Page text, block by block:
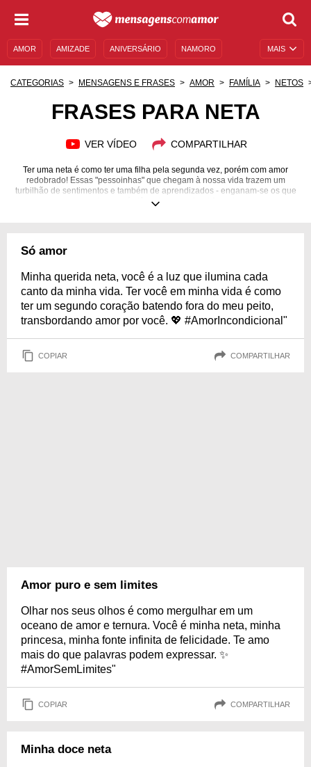
MAIS
AMOR AMIZADE ANIVERSÁRIO NAMORO
CATEGORIAS MENSAGENS E FRASES AMOR FAMÍLIA NETOS
FRASES PARA NETA
VER VÍDEO COMPARTILHAR
Ter uma neta é como ter uma filha pela segunda vez, porém com amor
redobrado! Essas "pessoinhas" que chegam à nossa vida trazem um
turbilhão de sentimentos e também de aprendizados - enganam-se os que
pensam que somente os avós têm algo a ensinar! As netas nascem em
para neta e grite ao mundo o quanto você é feliz por tê-la em sua vida!
Só amor
Minha querida neta, você é a luz que ilumina cada
canto da minha vida. Ter você em minha vida é como
ter um segundo coração batendo fora do meu peito,
transbordando amor por você. 💖 #AmorIncondicional"
COPIAR COMPARTILHAR
Amor puro e sem limites
Olhar nos seus olhos é como mergulhar em um
oceano de amor e ternura. Você é minha neta, minha
princesa, minha fonte infinita de felicidade. Te amo
mais do que palavras podem expressar. ✨
#AmorSemLimites"
COPIAR COMPARTILHAR
Minha doce neta